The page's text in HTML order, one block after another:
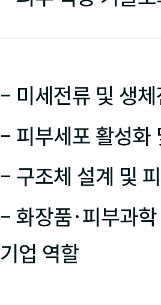
- 미세전류 및 생
- 피부세포 활성화
- 구조체 설계 및
기업 역할